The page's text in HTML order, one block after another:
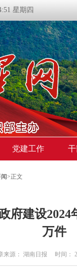
星期四
党建工作
>正文
府建设2024
万件
来源： 湖南日报 时间：